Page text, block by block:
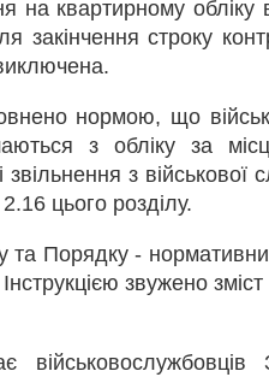
квартирному обліку
закінчення строку
нормою, що
з обліку за
звільнення з
цього розділу.
та Порядку -
звужено